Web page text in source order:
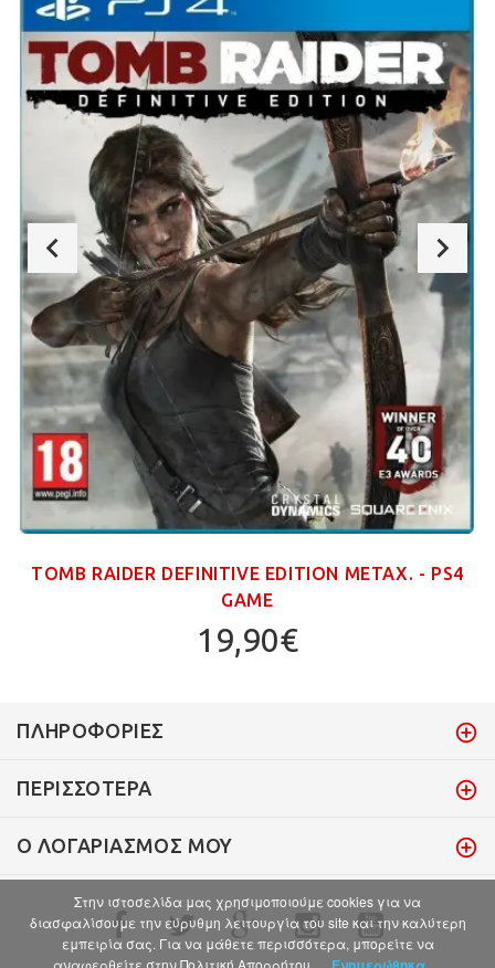
TOMB RAIDER DEFINITIVE EDITION ΜΕΤΑΧ. - PS4
GAME
19,90€
ΠΛΗΡΟΦΟΡΊΕΣ
ΠΕΡΙΣΣΌΤΕΡΑ
Ο ΛΟΓΑΡΙΑΣΜΌΣ ΜΟΥ
Στην ιστοσελίδα μας χρησιμοποιούμε cookies για να
διασφαλίσουμε την εύρυθμη λειτουργία του site και την καλύτερη
εμπειρία σας. Για να μάθετε περισσότερα, μπορείτε να
αναφερθείτε στην Πολιτική Απορρήτου.